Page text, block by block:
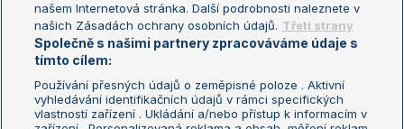
Livesport Daily
LS Prague Open
Podmínky užití
Nastavení soukromí
našem Internetová stránka. Další podrobnosti naleznete v
našich Zásadách ochrany osobních údajů. Třetí strany
Společně s našimi partnery zpracováváme údaje s
tímto cílem:
Používání přesných údajů o zeměpisné poloze . Aktivní
vyhledávání identifikačních údajů v rámci specifických
vlastností zařízení . Ukládání a/nebo přístup k informacím v